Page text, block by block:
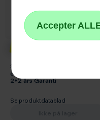
9.699,-
Siemens Integrerbar
opvaskemaskine SN63HX04ME
2+2 års Garanti
Se produktdatablad